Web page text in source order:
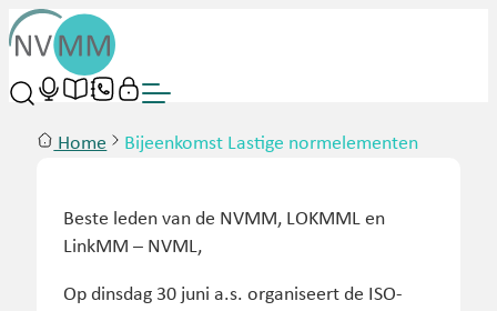
Home Bijeenkomst Lastige normelementen
Beste leden van de NVMM, LOKMML en
LinkMM – NVML,
Op dinsdag 30 juni a.s. organiseert de ISO-